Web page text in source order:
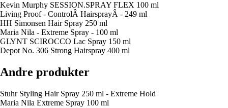
Kevin Murphy SESSION.SPRAY FLEX 100 ml
Living Proof - ControlÂ HairsprayÂ - 249 ml
HH Simonsen Hair Spray 250 ml
Maria Nila - Extreme Spray - 100 ml
GLYNT SCIROCCO Lac Spray 150 ml
Depot No. 306 Strong Hairspray 400 ml
Andre produkter
Stuhr Styling Hair Spray 250 ml - Extreme Hold
Maria Nila Extreme Spray 100 ml